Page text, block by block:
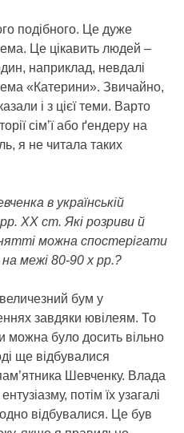
подібного. Це дуже
Це цікавить людей –
наприклад, невдалі
«Катерини». Звичайно,
і з цієї теми. Варто
сім’ї або ґендеру на
я не читала таких
в українській
ХХ ст. Які розриви й
можна спостерігати
на межі 80-90 х рр.?
бум у
завдяки ювілеям. То
можна було досить вільно
ще відбувалися
Шевченку. Влада
потім їх узагалі
відбувалися. Це був